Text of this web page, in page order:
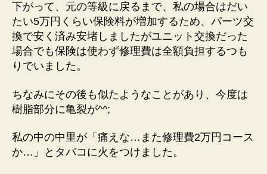
下がって、元の等級に戻るまで、私の場合はだい
たい5万円くらい保険料が増加するため、パーツ交
換で安く済み安堵しましたがユニット交換だった
場合でも保険は使わず修理費は全額負担するつも
りでいました。
ちなみにその後も似たようなことがあり、今度は
樹脂部分に亀裂が^^;
私の中の中里が「痛えな…また修理費2万円コース
か…」とタバコに火をつけました。